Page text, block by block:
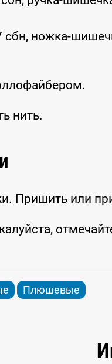
ножка-
нить.
Пришить или
Плюшевые